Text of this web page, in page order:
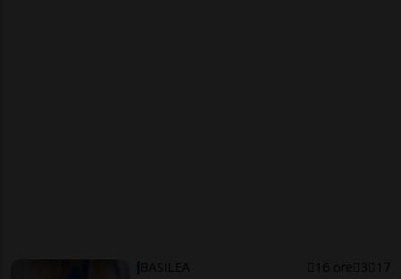
BASILEA 16 ore 3 17